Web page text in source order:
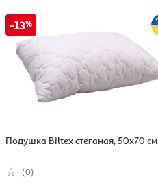
13
Подушка Biltex стеганая, 50х70 см
(0)